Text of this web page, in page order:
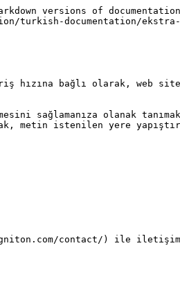
versions of
turkish-documentation/
hızına bağlı olarak, web
sağlamanıza olanak
metin istenilen yere
contact/) ile